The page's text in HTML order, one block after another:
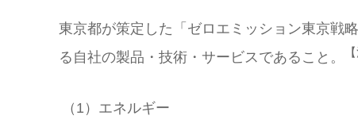
東京都が策定した「ゼロエミッション東京戦
る自社の製品・技術・サービスであること。
（1）エネルギー